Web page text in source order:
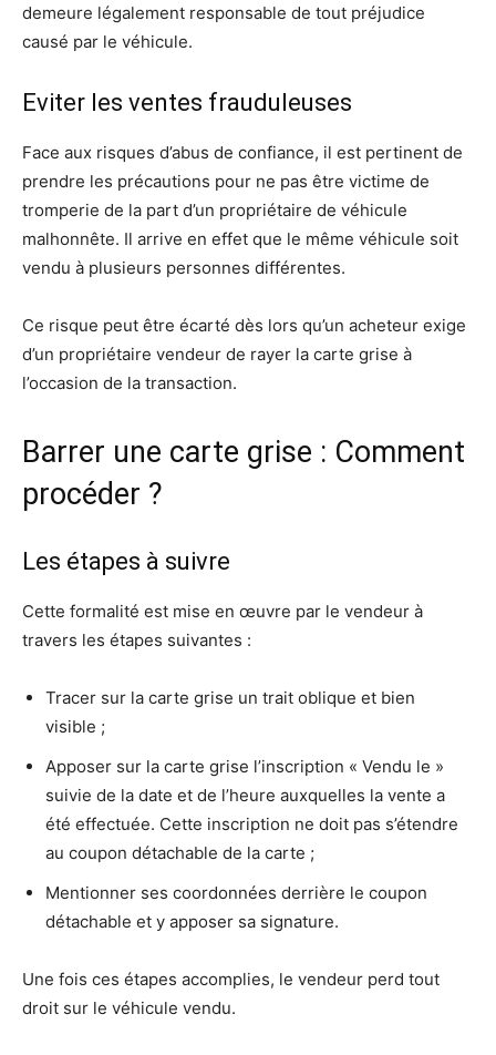
demeure légalement responsable de tout préjudice
causé par le véhicule.
Eviter les ventes frauduleuses
Face aux risques d’abus de confiance, il est pertinent de
prendre les précautions pour ne pas être victime de
tromperie de la part d’un propriétaire de véhicule
malhonnête. Il arrive en effet que le même véhicule soit
vendu à plusieurs personnes différentes.
Ce risque peut être écarté dès lors qu’un acheteur exige
d’un propriétaire vendeur de rayer la carte grise à
l’occasion de la transaction.
Barrer une carte grise : Comment
procéder ?
Les étapes à suivre
Cette formalité est mise en œuvre par le vendeur à
travers les étapes suivantes :
Tracer sur la carte grise un trait oblique et bien
visible ;
Apposer sur la carte grise l’inscription « Vendu le »
suivie de la date et de l’heure auxquelles la vente a
été effectuée. Cette inscription ne doit pas s’étendre
au coupon détachable de la carte ;
Mentionner ses coordonnées derrière le coupon
détachable et y apposer sa signature.
Une fois ces étapes accomplies, le vendeur perd tout
droit sur le véhicule vendu.